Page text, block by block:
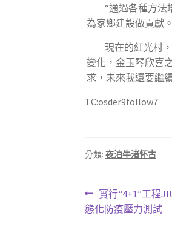
“通過各種方法
為家鄉建設做貢獻
現在的紅光村
變化，金玉琴欣喜
求，未來我還要繼
TC:osder9follow7
分類:夜泊牛渚怀古
文
章
上
一
實行“4+1”工程
態化防疫壓力測試